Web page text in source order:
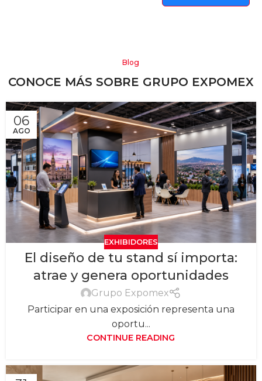
Blog
CONOCE MÁS SOBRE GRUPO EXPOMEX
06
AGO
EXHIBIDORES
El diseño de tu stand sí importa:
atrae y genera oportunidades
Grupo Expomex
Participar en una exposición representa una
oportu...
CONTINUE READING